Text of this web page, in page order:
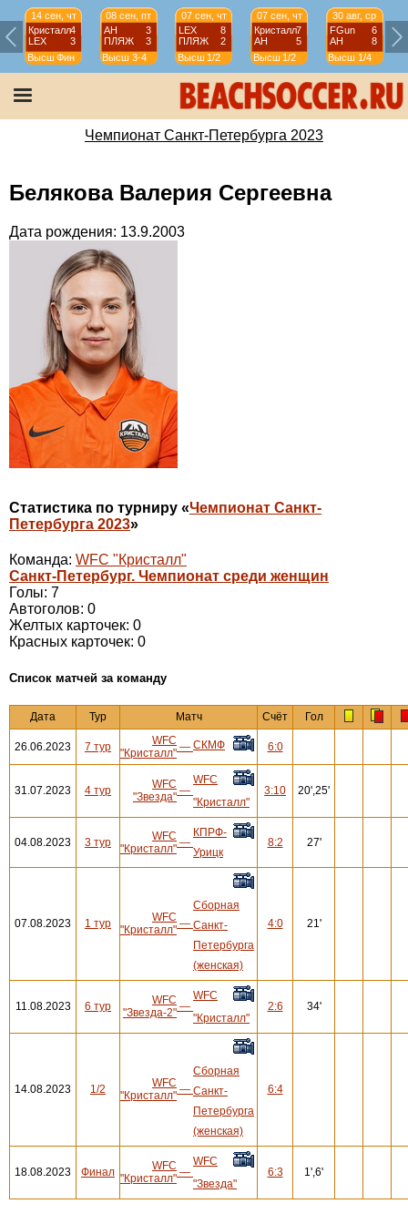
14 сен, чт
Кристалл4
LEX
3
Высш Фин
08 сен, пт
АН
3
ПЛЯЖ
3
Высш 3-4
07 сен, чт
LEX
8
ПЛЯЖ
2
Высш 1/2
07 сен, чт
Кристалл7
АН
5
Высш 1/2
30 авг, ср
FGun
6
АН
8
Высш 1/4
Чемпионат Санкт-Петербурга 2023
Белякова Валерия Сергеевна
Дата рождения: 13.9.2003
Статистика по турниру «Чемпионат Санкт-
Петербурга 2023»
Команда: WFC "Кристалл"
Санкт-Петербург. Чемпионат среди женщин
Голы: 7
Автоголов: 0
Желтых карточек: 0
Красных карточек: 0
Cписок матчей за команду
Дата Тур Матч Счёт Гол
26.06.2023 7 тур
WFC
"Кристалл" — СКМФ 6:0
31.07.2023 4 тур
WFC
"Звезда" —
WFC
"Кристалл"
3:10 20',25'
04.08.2023 3 тур
WFC
"Кристалл" —
КПРФ-
Урицк
8:2 27'
07.08.2023 1 тур
WFC
"Кристалл" —
Сборная
Санкт-
Петербурга
(женская)
4:0 21'
11.08.2023 6 тур
WFC
"Звезда-2" —
WFC
"Кристалл"
2:6 34'
14.08.2023 1/2
WFC
"Кристалл" —
Сборная
Санкт-
Петербурга
(женская)
6:4
18.08.2023 Финал
WFC
"Кристалл" —
WFC
"Звезда"
6:3 1',6'